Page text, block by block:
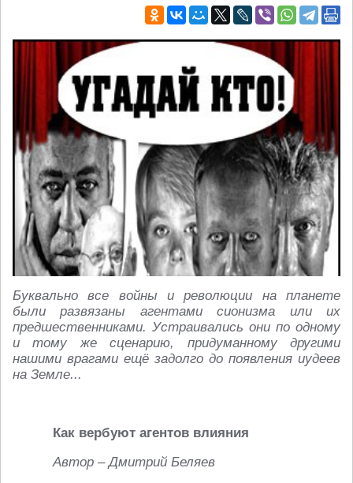
Буквально все войны и революции на планете
были развязаны агентами сионизма или их
предшественниками. Устраивались они по одному
и тому же сценарию, придуманному другими
нашими врагами ещё задолго до появления иудеев
на Земле...
Как вербуют агентов влияния
Автор – Дмитрий Беляев